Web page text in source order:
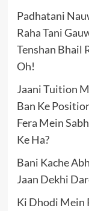
Padhatani
Raha Tani
Tenshan Bhail
Oh!
Jaani Tuition
Ban Ke
Fera Mein
Ke Ha?
Bani Kache
Jaan Dekhi
Ki Dhodi Mein